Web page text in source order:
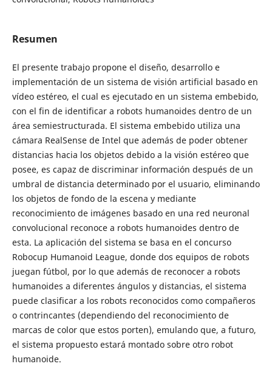
Resumen
El presente trabajo propone el diseño, desarrollo e
implementación de un sistema de visión artificial basado en
vídeo estéreo, el cual es ejecutado en un sistema embebido,
con el fin de identificar a robots humanoides dentro de un
área semiestructurada. El sistema embebido utiliza una
cámara RealSense de Intel que además de poder obtener
distancias hacia los objetos debido a la visión estéreo que
posee, es capaz de discriminar información después de un
umbral de distancia determinado por el usuario, eliminando
los objetos de fondo de la escena y mediante
reconocimiento de imágenes basado en una red neuronal
convolucional reconoce a robots humanoides dentro de
esta. La aplicación del sistema se basa en el concurso
Robocup Humanoid League, donde dos equipos de robots
juegan fútbol, por lo que además de reconocer a robots
humanoides a diferentes ángulos y distancias, el sistema
puede clasificar a los robots reconocidos como compañeros
o contrincantes (dependiendo del reconocimiento de
marcas de color que estos porten), emulando que, a futuro,
el sistema propuesto estará montado sobre otro robot
humanoide.